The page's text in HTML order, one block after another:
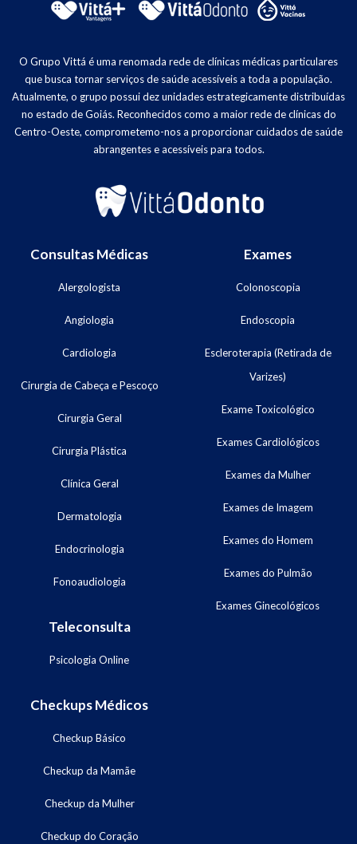
O Grupo Vittá é uma renomada rede de clínicas médicas particulares
que busca tornar serviços de saúde acessíveis a toda a população.
Atualmente, o grupo possui dez unidades estrategicamente distribuídas
no estado de Goiás. Reconhecidos como a maior rede de clínicas do
Centro-Oeste, comprometemo-nos a proporcionar cuidados de saúde
abrangentes e acessíveis para todos.
Consultas Médicas
Alergologista
Angiologia
Cardiologia
Cirurgia de Cabeça e Pescoço
Cirurgia Geral
Cirurgia Plástica
Clínica Geral
Dermatologia
Endocrinologia
Fonoaudiologia
Teleconsulta
Psicologia Online
Exames
Colonoscopia
Endoscopia
Escleroterapia (Retirada de
Varizes)
Exame Toxicológico
Exames Cardiológicos
Exames da Mulher
Exames de Imagem
Exames do Homem
Exames do Pulmão
Exames Ginecológicos
Checkups Médicos
Checkup Básico
Checkup da Mamãe
Checkup da Mulher
Checkup do Coração